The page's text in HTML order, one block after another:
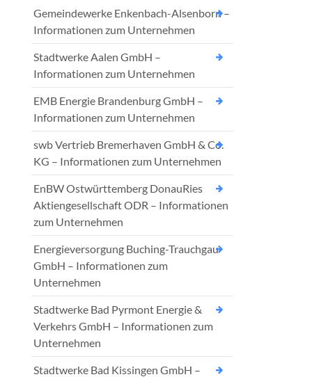
Gemeindewerke Enkenbach-Alsenborn –
Informationen zum Unternehmen
Stadtwerke Aalen GmbH –
Informationen zum Unternehmen
EMB Energie Brandenburg GmbH –
Informationen zum Unternehmen
swb Vertrieb Bremerhaven GmbH & Co.
KG – Informationen zum Unternehmen
EnBW Ostwürttemberg DonauRies
Aktiengesellschaft ODR – Informationen
zum Unternehmen
Energieversorgung Buching-Trauchgau
GmbH – Informationen zum
Unternehmen
Stadtwerke Bad Pyrmont Energie &
Verkehrs GmbH – Informationen zum
Unternehmen
Stadtwerke Bad Kissingen GmbH –